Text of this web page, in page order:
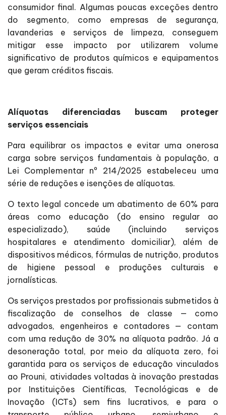
consumidor final. Algumas poucas exceções dentro
do segmento, como empresas de segurança,
lavanderias e serviços de limpeza, conseguem
mitigar esse impacto por utilizarem volume
significativo de produtos químicos e equipamentos
que geram créditos fiscais.
Alíquotas diferenciadas buscam proteger
serviços essenciais
Para equilibrar os impactos e evitar uma onerosa
carga sobre serviços fundamentais à população, a
Lei Complementar nº 214/2025 estabeleceu uma
série de reduções e isenções de alíquotas.
O texto legal concede um abatimento de 60% para
áreas como educação (do ensino regular ao
especializado), saúde (incluindo serviços
hospitalares e atendimento domiciliar), além de
dispositivos médicos, fórmulas de nutrição, produtos
de higiene pessoal e produções culturais e
jornalísticas.
Os serviços prestados por profissionais submetidos à
fiscalização de conselhos de classe — como
advogados, engenheiros e contadores — contam
com uma redução de 30% na alíquota padrão. Já a
desoneração total, por meio da alíquota zero, foi
garantida para os serviços de educação vinculados
ao Prouni, atividades voltadas à inovação prestadas
por Instituições Científicas, Tecnológicas e de
Inovação (ICTs) sem fins lucrativos, e para o